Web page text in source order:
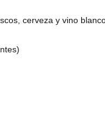
cerveza y vino